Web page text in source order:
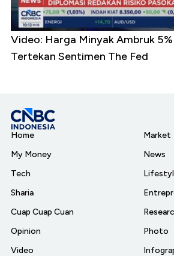
Video: Harga Minyak Ambruk
Tertekan Sentimen The Fed
Home
My Money
Tech
Sharia
Cuap Cuap Cuan
Opinion
Video
Market
News
Photo